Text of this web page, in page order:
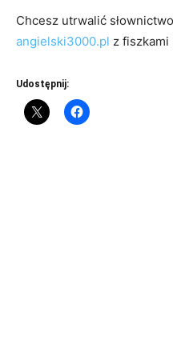
Chcesz utrwalić
angielski3000.pl z fiszkami
Udostępnij: